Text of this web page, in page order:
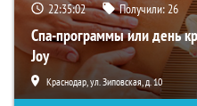
22:35:01 Получили:26
Спа-программы или день
Joy
Краснодар, ул. Зиповская, д. 10